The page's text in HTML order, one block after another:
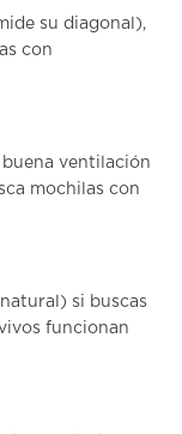
su diagonal),
con
ventilación
mochilas con
si buscas
funcionan